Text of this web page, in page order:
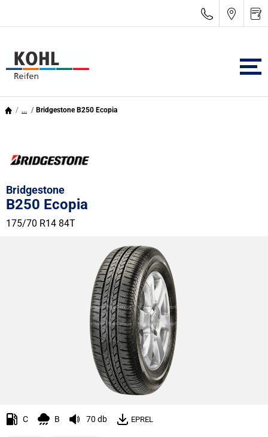
... Bridgestone B250 Ecopia
Bridgestone
B250 Ecopia
175/70 R14 84T
C B 70 db EPREL